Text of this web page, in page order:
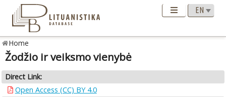
Home
Žodžio ir veiksmo vienybė
Direct Link:
Open Access (CC) BY 4.0